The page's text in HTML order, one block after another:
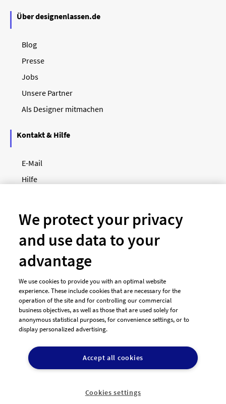
Über designenlassen.de
Blog
Presse
Jobs
Unsere Partner
Als Designer mitmachen
Kontakt & Hilfe
E-Mail
Hilfe
Unsere Zahlungsarten
AGB Dienstleister
Datenschutz
Impressum
We protect your privacy
and use data to your
advantage
We use cookies to provide you with an optimal website
experience. These include cookies that are necessary for the
operation of the site and for controlling our commercial
business objectives, as well as those that are used solely for
anonymous statistical purposes, for convenience settings, or to
display personalized advertising.
Accept all cookies
Cookies settings